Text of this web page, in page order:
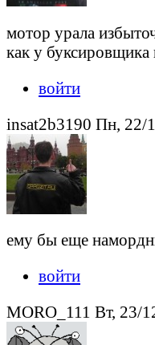
мотор урала
как у буксировщика
войти
insat2b3190 Пн, 22/
ему бы еще
войти
MORO_111 Вт, 23/